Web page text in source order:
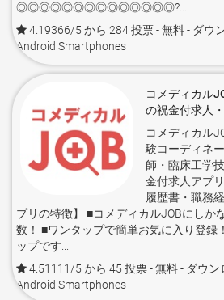
◎◎◎◎◎◎◎◎◎◎◎◎◎◎?...
4.19366/5 から 284 投票- 無料 - ダウ
Android Smartphones
コメディカル
の祝金付求人
コメディカル
験コーディネ
師・臨床工学
金付求人アプ
履歴書・職務
プリの特徴】 ■コメディカルJOBにしか
数！ ■ワンタップで簡単お気に入り登録
ップです...
4.51111/5 から 45 投票- 無料 - ダウン
Android Smartphones